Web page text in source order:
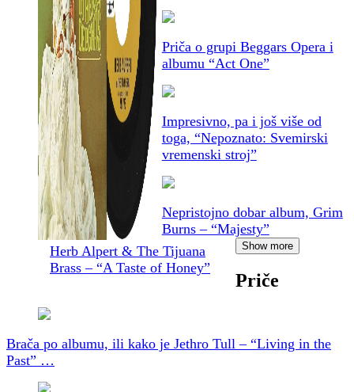
Herb Alpert & The Tijuana
Brass – “A Taste of Honey”
Priča o grupi Beggars Opera i
albumu “Act One”
Impresivno, pa i još više od
toga, “Nepoznato: Svemirski
vremenski stroj”
Nepristojno dobar album, Grim
Burns – “Majesty”
Show more
Priče
Brača po albumu, ili kako je Jethro Tull – “Living in the
Past” …